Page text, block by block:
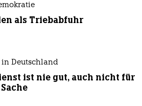
als Triebabfuhr
Deutschland
ist nie gut, auch nicht für